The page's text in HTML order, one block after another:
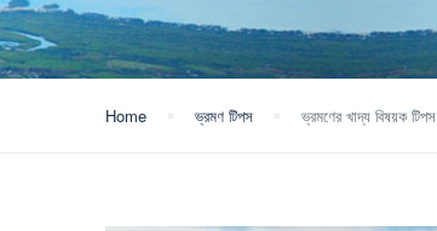
Home ভ্রমণ টিপস ভ্রমণের খাদ্য বিষয়ক টিপস